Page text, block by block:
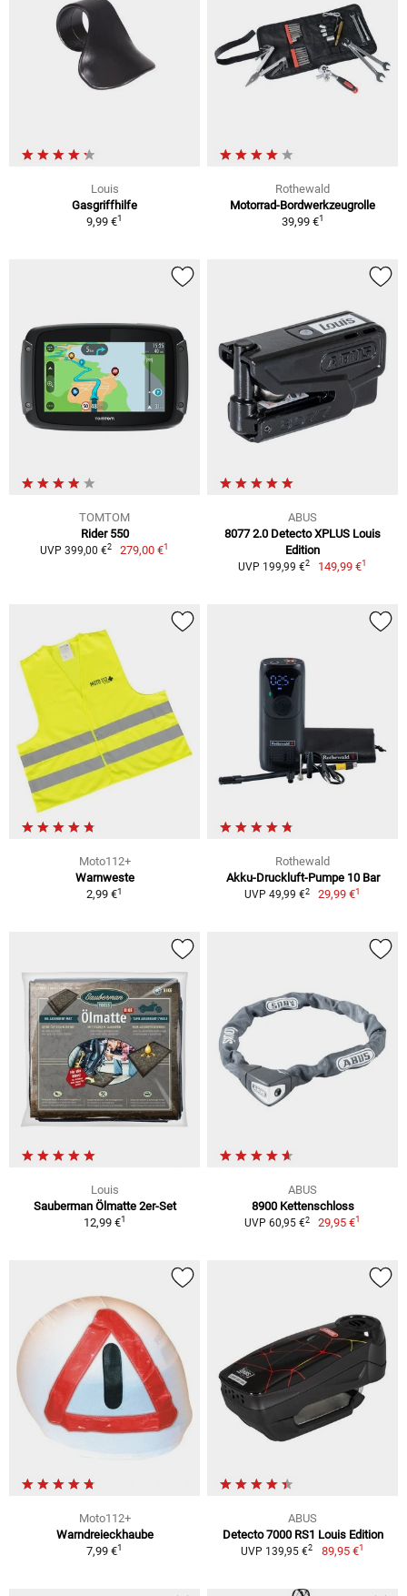
Louis
Gasgriffhilfe
9,99 €1
Rothewald
Motorrad-Bordwerkzeugrolle
39,99 €1
TOMTOM
Rider 550
UVP 399,00 €2 279,00 €1
ABUS
8077 2.0 Detecto XPLUS Louis
Edition
UVP 199,99 €2 149,99 €1
Moto112+
Warnweste
2,99 €1
Rothewald
Akku-Druckluft-Pumpe 10 Bar
UVP 49,99 €2 29,99 €1
Louis
Sauberman Ölmatte 2er-Set
12,99 €1
ABUS
8900 Kettenschloss
UVP 60,95 €2 29,95 €1
Moto112+
Warndreieckhaube
7,99 €1
ABUS
Detecto 7000 RS1 Louis Edition
UVP 139,95 €2 89,95 €1